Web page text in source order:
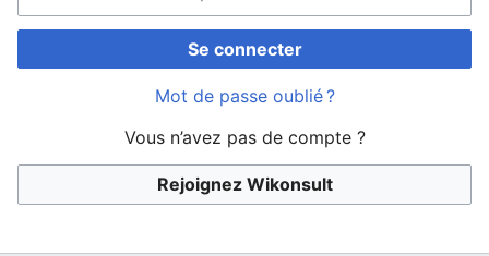
Se connecter
Mot de passe oublié ?
Vous n’avez pas de compte ?
Rejoignez Wikonsult